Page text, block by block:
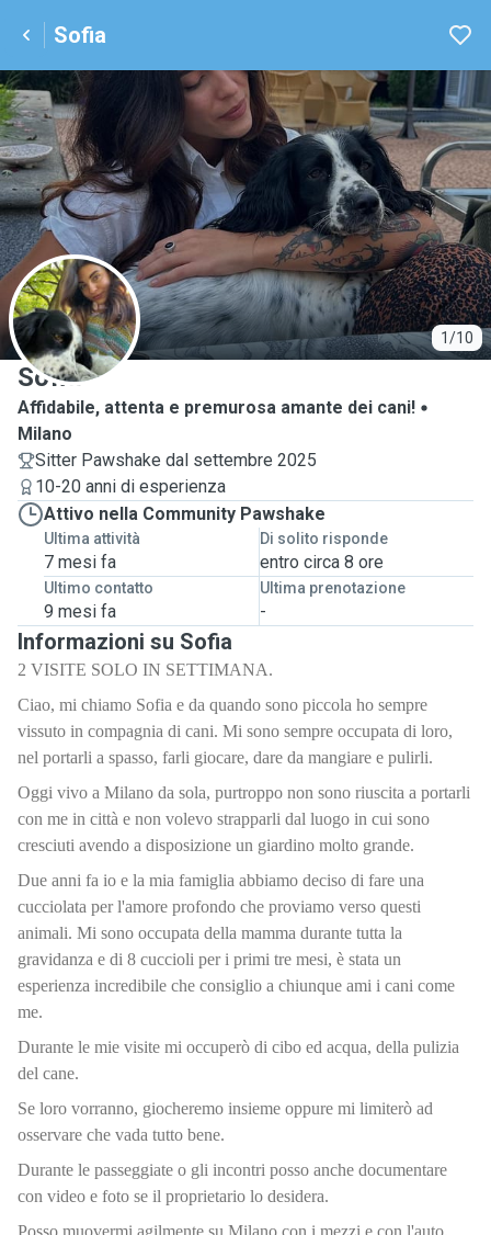
Sofia
1/10
S
Sofia
Affidabile, attenta e premurosa amante dei cani!
Milano
Sitter Pawshake dal settembre 2025
10-20 anni di esperienza
Attivo nella Community Pawshake
Ultima attività
7 mesi fa
Di solito risponde
entro circa 8 ore
Ultimo contatto
9 mesi fa
Ultima prenotazione
-
Informazioni su Sofia
2 VISITE SOLO IN SETTIMANA.
Ciao, mi chiamo Sofia e da quando sono piccola ho sempre
vissuto in compagnia di cani. Mi sono sempre occupata di loro,
nel portarli a spasso, farli giocare, dare da mangiare e pulirli.
Oggi vivo a Milano da sola, purtroppo non sono riuscita a portarli
con me in città e non volevo strapparli dal luogo in cui sono
cresciuti avendo a disposizione un giardino molto grande.
Due anni fa io e la mia famiglia abbiamo deciso di fare una
cucciolata per l'amore profondo che proviamo verso questi
animali. Mi sono occupata della mamma durante tutta la
gravidanza e di 8 cuccioli per i primi tre mesi, è stata un
esperienza incredibile che consiglio a chiunque ami i cani come
me.
Durante le mie visite mi occuperò di cibo ed acqua, della pulizia
del cane.
Se loro vorranno, giocheremo insieme oppure mi limiterò ad
osservare che vada tutto bene.
Durante le passeggiate o gli incontri posso anche documentare
con video e foto se il proprietario lo desidera.
Posso muovermi agilmente su Milano con i mezzi e con l'auto.